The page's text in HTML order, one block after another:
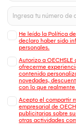
He leído la Política
declaro haber sido
personales.
Autorizo a
ofrecerme
contenido
novedades,
con lo que
Acepto el compartir
empresarial de
publicitarias sobre
otras actividades